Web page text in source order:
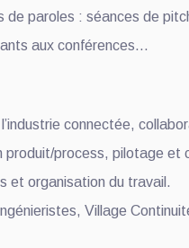
de paroles : séances de
aux conférences…
connectée,
process, pilotage et
et organisation du travail.
Village